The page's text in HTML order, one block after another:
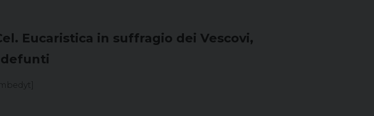
Eucaristica in suffragio dei Vescovi,
defunti